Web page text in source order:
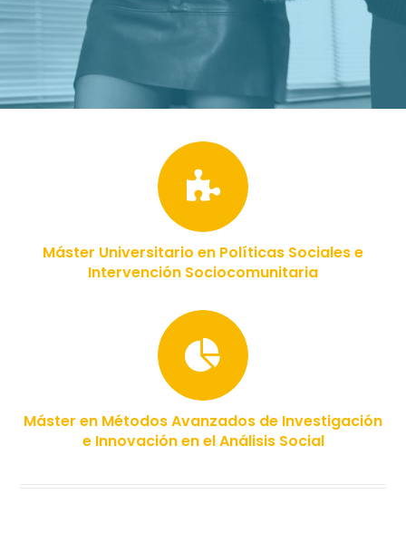
Máster Universitario en Políticas Sociales e
Intervención Sociocomunitaria
Máster en Métodos Avanzados de Investigación
e Innovación en el Análisis Social